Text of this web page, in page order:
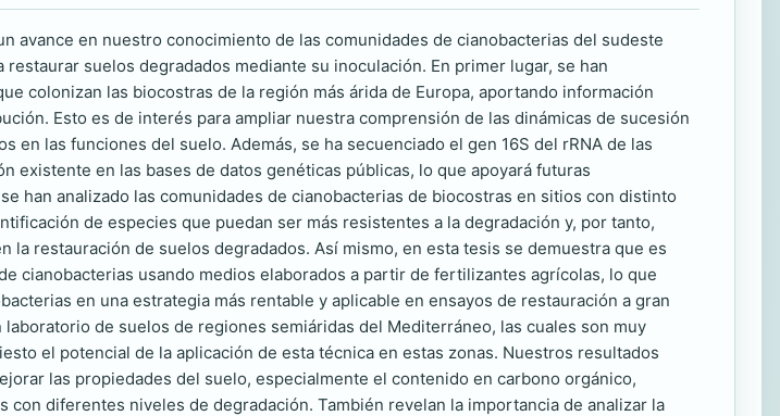
avance en nuestro conocimiento de las comunidades de cianobacterias del sudeste
suelos degradados mediante su inoculación. En primer lugar, se han
colonizan las biocostras de la región más árida de Europa, aportando información
Esto es de interés para ampliar nuestra comprensión de las dinámicas de sucesión
en las funciones del suelo. Además, se ha secuenciado el gen 16S del rRNA de las
existente en las bases de datos genéticas públicas, lo que apoyará futuras
han analizado las comunidades de cianobacterias de biocostras en sitios con distinto
de especies que puedan ser más resistentes a la degradación y, por tanto,
la restauración de suelos degradados. Así mismo, en esta tesis se demuestra que es
cianobacterias usando medios elaborados a partir de fertilizantes agrícolas, lo que
en una estrategia más rentable y aplicable en ensayos de restauración a gran
de suelos de regiones semiáridas del Mediterráneo, las cuales son muy
el potencial de la aplicación de esta técnica en estas zonas. Nuestros resultados
las propiedades del suelo, especialmente el contenido en carbono orgánico,
diferentes niveles de degradación. También revelan la importancia de analizar la